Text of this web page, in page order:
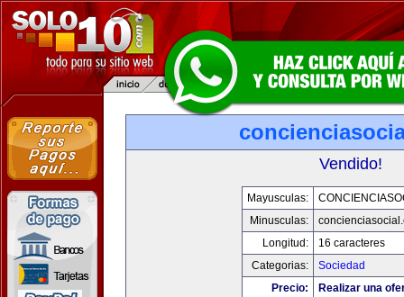
Vendido!
Mayusculas:
Minusculas:
Longitud:
16 caracteres
Categorias:
Sociedad
Precio:
Realizar una